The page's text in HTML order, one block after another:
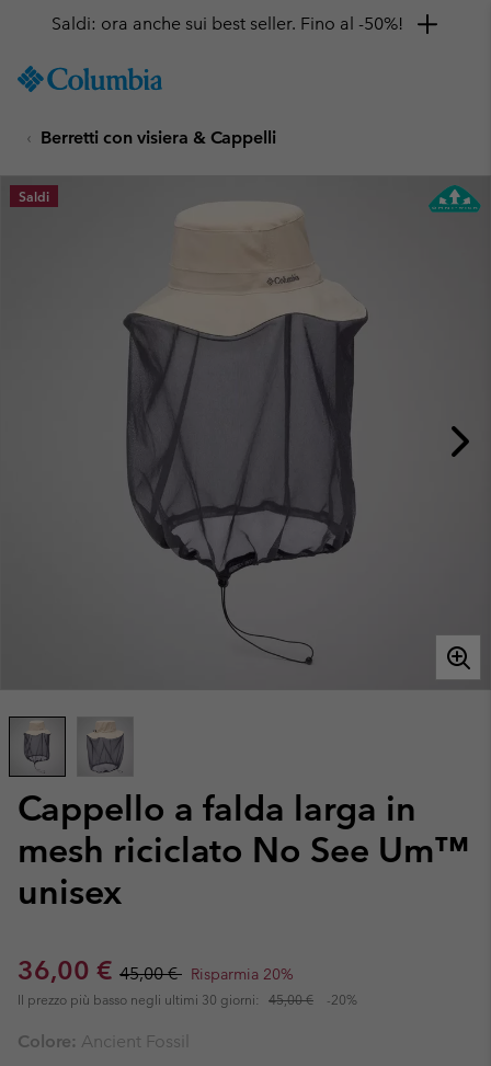
TO
SKIP
MAIN
NAV
Saldi: ora anche sui best seller. Fino al -50%!
Berretti con visiera & Cappelli
Cappello a falda larga in
mesh riciclato No See Um™
unisex
Sale price:
36,00 € Regular price:
45,00 € Risparmia 20%
Il prezzo più basso negli ultimi 30 giorni: 45,00 € -20%
Saldi
Colore: Ancient Fossil